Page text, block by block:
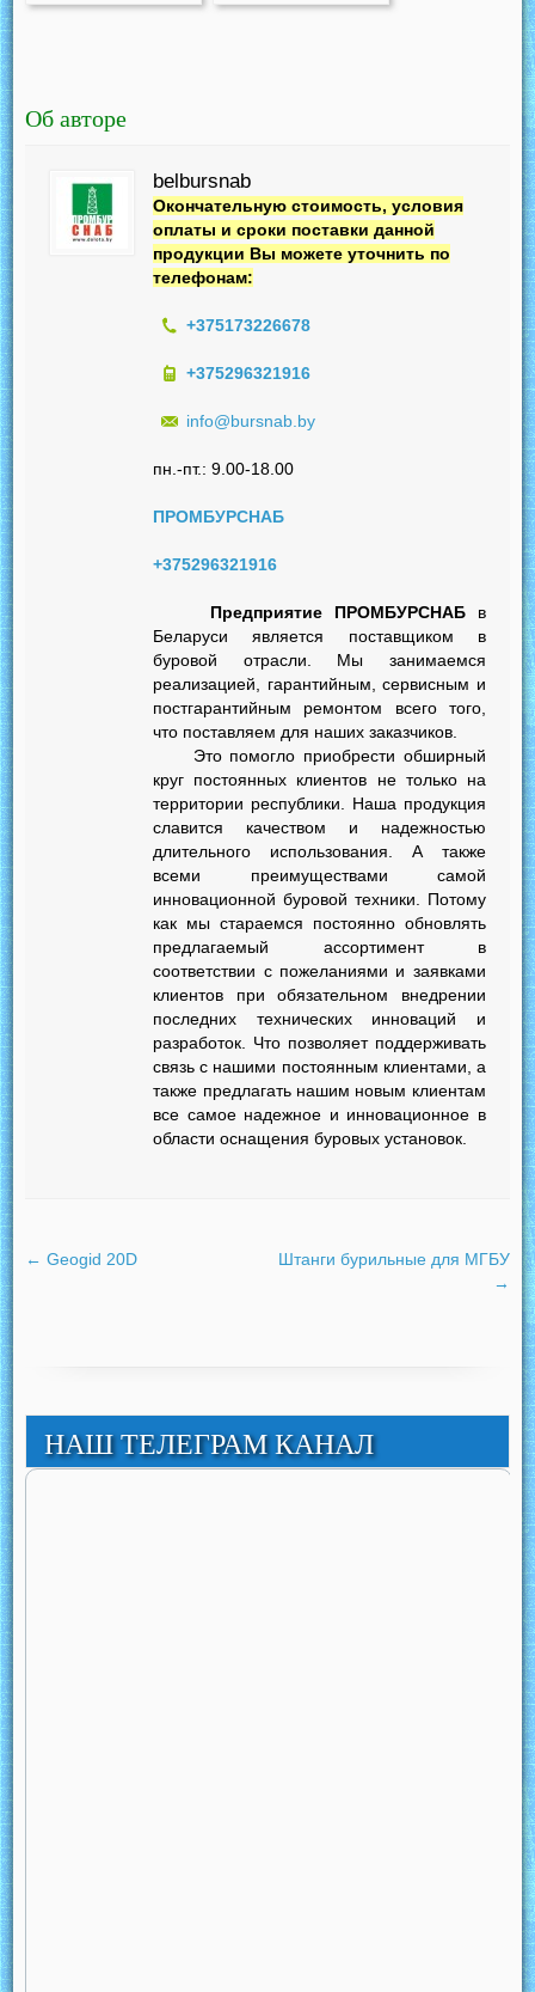
Об авторе
belbursnab
Окончательную стоимость, условия
оплаты и сроки поставки данной
продукции Вы можете уточнить по
телефонам:
+375173226678
+375296321916
info@bursnab.by
пн.-пт.: 9.00-18.00
ПРОМБУРСНАБ
+375296321916
Предприятие ПРОМБУРСНАБ в
Беларуси является поставщиком в
буровой отрасли. Мы занимаемся
реализацией, гарантийным, сервисным и
постгарантийным ремонтом всего того,
что поставляем для наших заказчиков.
Это помогло приобрести обширный
круг постоянных клиентов не только на
территории республики. Наша продукция
славится качеством и надежностью
длительного использования. А также
всеми преимуществами самой
инновационной буровой техники. Потому
как мы стараемся постоянно обновлять
предлагаемый ассортимент в
соответствии с пожеланиями и заявками
клиентов при обязательном внедрении
последних технических инноваций и
разработок. Что позволяет поддерживать
связь с нашими постоянным клиентами, а
также предлагать нашим новым клиентам
все самое надежное и инновационное в
области оснащения буровых установок.
← Geogid 20D
Штанги бурильные для МГБУ
→
НАШ ТЕЛЕГРАМ КАНАЛ